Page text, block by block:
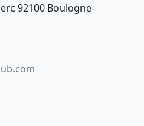
92100 Boulogne-